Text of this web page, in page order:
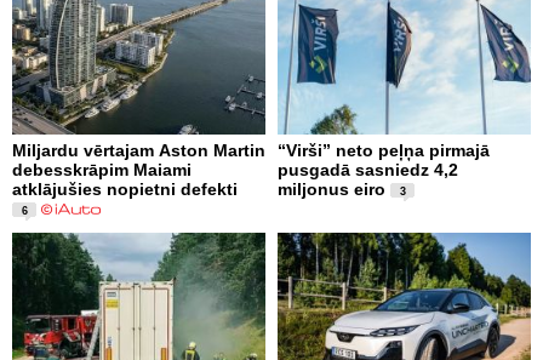
Miljardu vērtajam Aston Martin
debesskrāpim Maiami
atklājušies nopietni defekti
6
“Virši” neto peļņa pirmajā
pusgadā sasniedz 4,2
miljonus eiro
3